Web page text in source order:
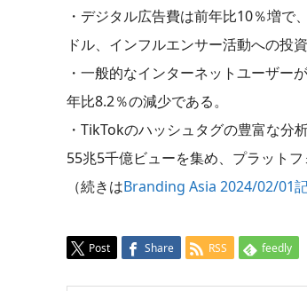
・デジタル広告費は前年比10％増
ドル、インフルエンサー活動への投資
・一般的なインターネットユーザー
年比8.2％の減少である。
・TikTokのハッシュタグの豊富な
55兆5千億ビューを集め、プラット
（続きはBranding Asia 2024/02/01
Post Share RSS feedly